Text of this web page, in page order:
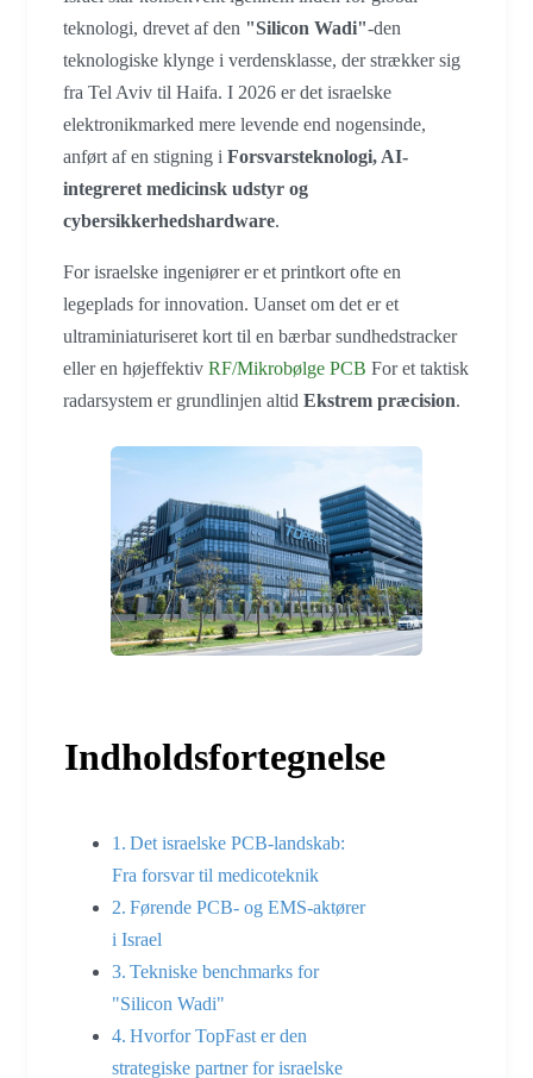
teknologi, drevet af den "Silicon Wadi"-den
teknologiske klynge i verdensklasse, der strækker sig
fra Tel Aviv til Haifa. I 2026 er det israelske
elektronikmarked mere levende end nogensinde,
anført af en stigning i Forsvarsteknologi, AI-
integreret medicinsk udstyr og
cybersikkerhedshardware.
For israelske ingeniører er et printkort ofte en
legeplads for innovation. Uanset om det er et
ultraminiaturiseret kort til en bærbar sundhedstracker
eller en højeffektiv RF/Mikrobølge PCB For et taktisk
radarsystem er grundlinjen altid Ekstrem præcision.
Indholdsfortegnelse
Det israelske PCB-landskab:
Fra forsvar til medicoteknik
Førende PCB- og EMS-aktører
i Israel
Tekniske benchmarks for
"Silicon Wadi"
Hvorfor TopFast er den
strategiske partner for israelske